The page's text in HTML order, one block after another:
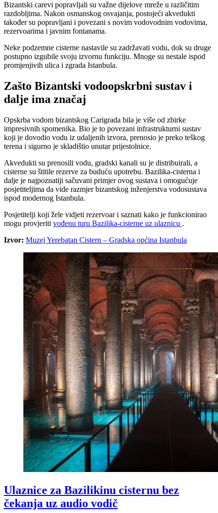
Bizantski carevi popravljali su važne dijelove mreže u različitim
razdobljima. Nakon osmanskog osvajanja, postojeći akvedukti
također su popravljani i povezani s novim vodovodnim vodovima,
rezervoarima i javnim fontanama.
Neke podzemne cisterne nastavile su zadržavati vodu, dok su druge
postupno izgubile svoju izvornu funkciju. Mnoge su nestale ispod
promjenjivih ulica i zgrada Istanbula.
Zašto Bizantski vodoopskrbni sustav i
dalje ima značaj
Opskrba vodom bizantskog Carigrada bila je više od zbirke
impresivnih spomenika. Bio je to povezani infrastrukturni sustav
koji je dovodio vodu iz udaljenih izvora, prenosio je preko teškog
terena i sigurno je skladištio unutar prijestolnice.
Akvedukti su prenosili vodu, gradski kanali su je distribuirali, a
cisterne su štitile rezerve za buduću upotrebu. Bazilika-cisterna i
dalje je najpoznatiji sačuvani primjer ovog sustava i omogućuje
posjetiteljima da vide razmjer bizantskog inženjerstva vodosustava
ispod modernog Istanbula.
Posjetitelji koji žele vidjeti rezervoar i saznati kako je funkcionirao
mogu provjeriti vođenu turu Bazilika-cisterne uz ulaznicu .
Izvor: Muzej Yerebatan Cistern – Gradska općina Istanbula
Ulaznice za Bazilikinu cisternu bez
čekanja uz audio vodič